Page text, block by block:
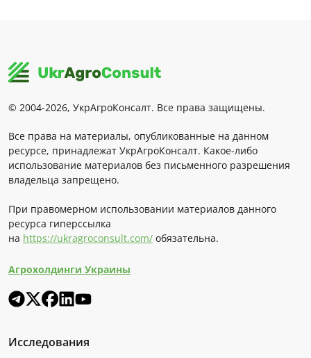
© 2004-2026, УкрАгроКонсалт. Все права защищены.
Все права на материалы, опубликованные на данном
ресурсе, принадлежат УкрАгроКонсалт. Какое-либо
использование материалов без письменного разрешения
владельца запрещено.
При правомерном использовании материалов данного
ресурса гиперссылка
на https://ukragroconsult.com/ обязательна.
Агрохолдинги Украины
Исследования